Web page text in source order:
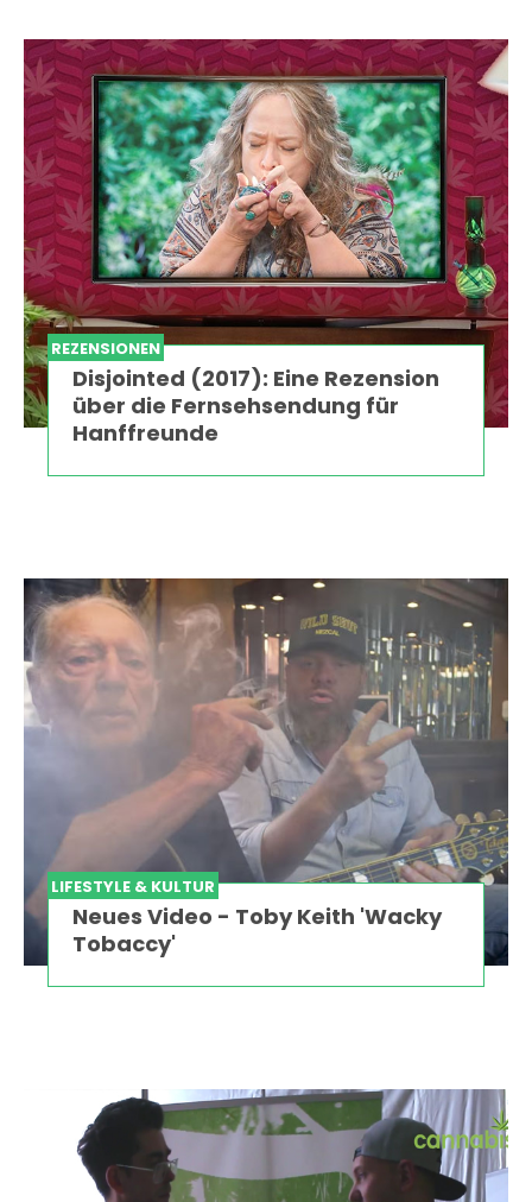
REZENSIONEN
Disjointed (2017): Eine Rezension
über die Fernsehsendung für
Hanffreunde
LIFESTYLE & KULTUR
Neues Video - Toby Keith 'Wacky
Tobaccy'